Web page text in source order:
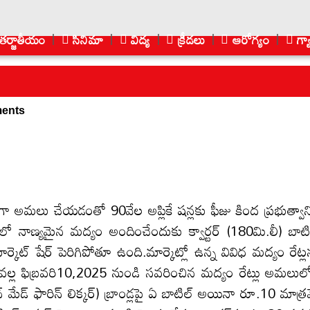
సినిమా విద్య క్రీడలు ఆరోగ్యం
చేయడంతో 90వేల అప్లికే షన్లకు ఫీజు కింద
మద్యం అందించేందుకు క్వార్టర్ (180మి.లీ)
షేర్ పెరిగిపోతూ ఉంది.మార్కెట్లో ఉన్న వివిధ మద్యం
ఫిబ్రవరి10,2025 నుండి సవరించిన మద్యం రేట్లు
మేడ్ ఫారిన్ లిక్కర్) బ్రాండ్లపై ఏ బాటిల్ అయినా రూ.10